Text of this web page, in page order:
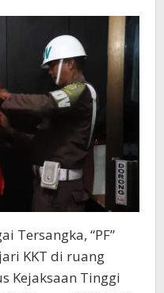
Tersangka, “PF”
KKT di ruang
Kejaksaan Tinggi